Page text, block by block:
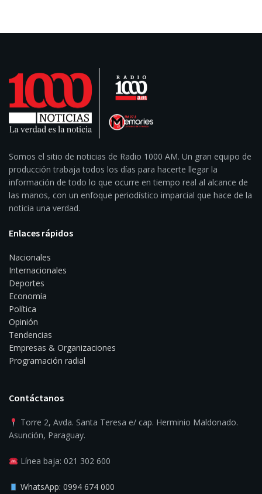
Somos el sitio de noticias de Radio 1000 AM. Un gran equipo de
producción trabaja todos los días para hacerte llegar la
información de todo lo que ocurre en tiempo real al alcance de
las manos, con un enfoque periodístico imparcial que hace de la
noticia una verdad.
Enlaces rápidos
Nacionales
Internacionales
Deportes
Economía
Política
Opinión
Tendencias
Empresas & Organizaciones
Programación radial
Contáctanos
Torre 2, Avda. Santa Teresa e/ cap. Herminio Maldonado.
Asunción, Paraguay.
Línea baja: 021 302 600
WhatsApp: 0994 674 000